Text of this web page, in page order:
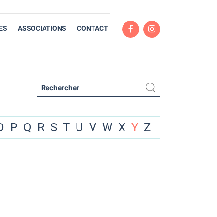
ASSOCIATIONS CONTACT
P Q R S T U V W X Y Z